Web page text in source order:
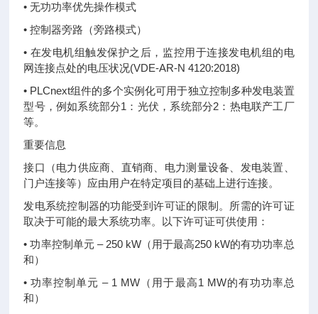
• 无功功率优先操作模式
• 控制器旁路（旁路模式）
• 在发电机组触发保护之后，监控用于连接发电机组的电
网连接点处的电压状况(VDE-AR-N 4120:2018)
• PLCnext组件的多个实例化可用于独立控制多种发电装置
型号，例如系统部分1：光伏，系统部分2：热电联产工厂
等。
重要信息
接口（电力供应商、直销商、电力测量设备、发电装置、
门户连接等）应由用户在特定项目的基础上进行连接。
发电系统控制器的功能受到许可证的限制。所需的许可证
取决于可能的最大系统功率。以下许可证可供使用：
• 功率控制单元 – 250 kW（用于最高250 kW的有功功率总
和）
• 功率控制单元 – 1 MW（用于最高1 MW的有功功率总
和）